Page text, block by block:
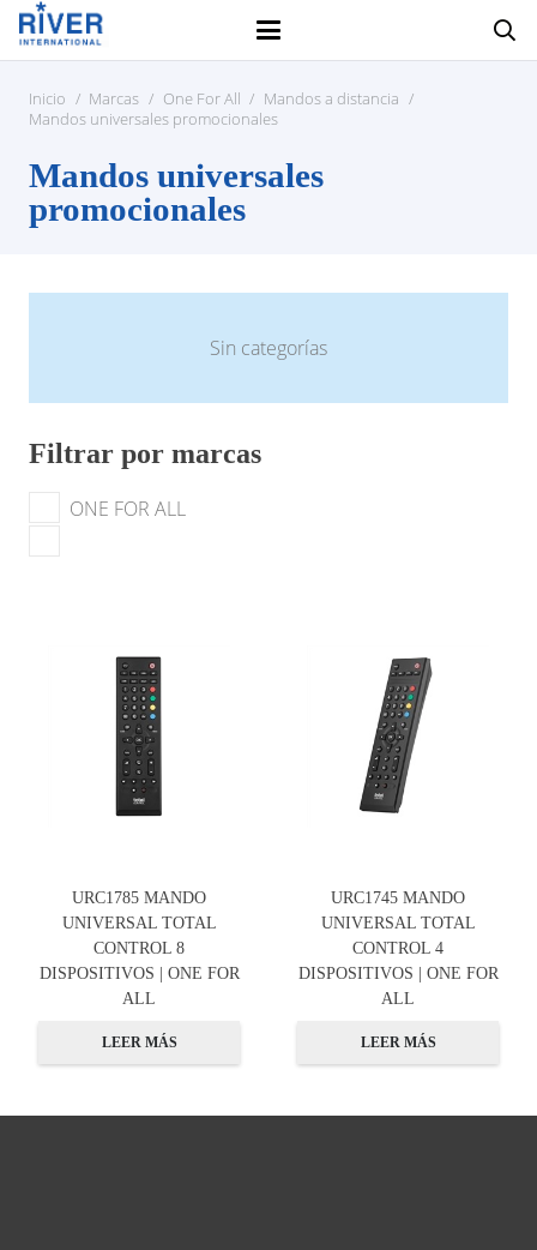
Inicio / Marcas / One For All / Mandos a distancia /
Mandos universales promocionales
Mandos universales
promocionales
Sin categorías
Filtrar por marcas
ONE FOR ALL
URC1785 MANDO
UNIVERSAL TOTAL
CONTROL 8
DISPOSITIVOS | ONE FOR
ALL
LEER MÁS
URC1745 MANDO
UNIVERSAL TOTAL
CONTROL 4
DISPOSITIVOS | ONE FOR
ALL
LEER MÁS